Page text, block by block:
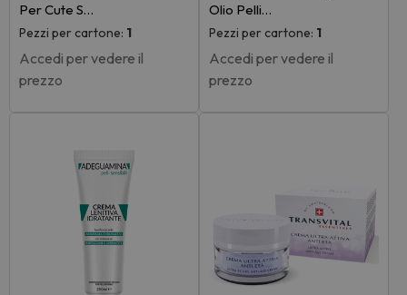
Per Cute S…
Pezzi per cartone: 1
Accedi per vedere il
prezzo
Olio Pelli…
Pezzi per cartone: 1
Accedi per vedere il
prezzo